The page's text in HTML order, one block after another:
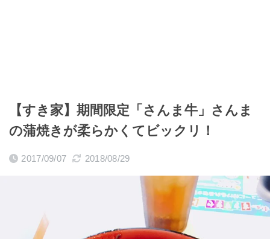
【すき家】期間限定「さんま牛」さんま
の蒲焼きが柔らかくてビックリ！
2017/09/07 2018/08/29